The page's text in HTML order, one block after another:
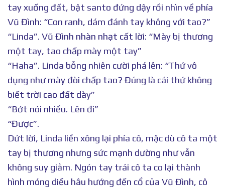
tay xuống đất, bật santo đứng dậy rồi nhìn về phía
Vũ Đình: “Con ranh, dám đánh tay không với tao?”
“Linda”. Vũ Đình nhàn nhạt cất lời: “Mày bị thương
một tay, tao chấp mày một tay”
“Haha”. Linda bỗng nhiên cười phá lên: “Thứ vô
dụng như mày đòi chấp tao? Đúng là cái thứ không
biết trời cao đất dày”
“Bớt nói nhiều. Lên đi”
“Được”.
Dứt lời, Linda liền xông lại phía cô, mặc dù cô ta một
tay bị thương nhưng sức mạnh dường như vẫn
không suy giảm. Ngón tay trái cô ta co lại thành
hình móng diều hâu hướng đến cổ của Vũ Đình, cô